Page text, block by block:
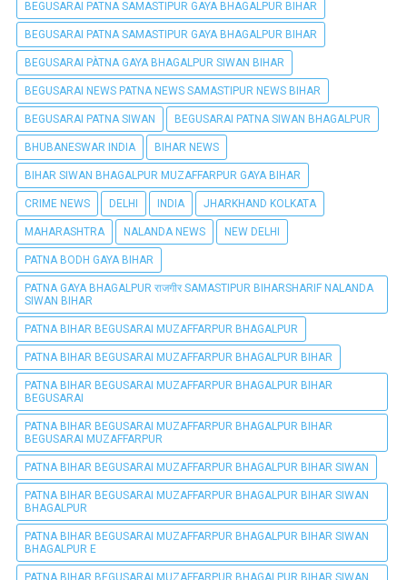
BEGUSARAI PATNA SAMASTIPUR GAYA BHAGALPUR BIHAR
BEGUSARAI PATNA SAMASTIPUR GAYA BHAGALPUR BIHAR
BEGUSARAI PÀTNA GAYA BHAGALPUR SIWAN BIHAR
BEGUSARAI NEWS PATNA NEWS SAMASTIPUR NEWS BIHAR
BEGUSARAI PATNA SIWAN BEGUSARAI PATNA SIWAN BHAGALPUR
BHUBANESWAR INDIA BIHAR NEWS
BIHAR SIWAN BHAGALPUR MUZAFFARPUR GAYA BIHAR
CRIME NEWS DELHI INDIA JHARKHAND KOLKATA
MAHARASHTRA NALANDA NEWS NEW DELHI
PATNA BODH GAYA BIHAR
PATNA GAYA BHAGALPUR राजगीर SAMASTIPUR BIHARSHARIF NALANDA
SIWAN BIHAR
PATNA BIHAR BEGUSARAI MUZAFFARPUR BHAGALPUR
PATNA BIHAR BEGUSARAI MUZAFFARPUR BHAGALPUR BIHAR
PATNA BIHAR BEGUSARAI MUZAFFARPUR BHAGALPUR BIHAR
BEGUSARAI
PATNA BIHAR BEGUSARAI MUZAFFARPUR BHAGALPUR BIHAR
BEGUSARAI MUZAFFARPUR
PATNA BIHAR BEGUSARAI MUZAFFARPUR BHAGALPUR BIHAR SIWAN
PATNA BIHAR BEGUSARAI MUZAFFARPUR BHAGALPUR BIHAR SIWAN
BHAGALPUR
PATNA BIHAR BEGUSARAI MUZAFFARPUR BHAGALPUR BIHAR SIWAN
BHAGALPUR E
PATNA BIHAR BEGUSARAI MUZAFFARPUR BHAGALPUR BIHAR SIWAN